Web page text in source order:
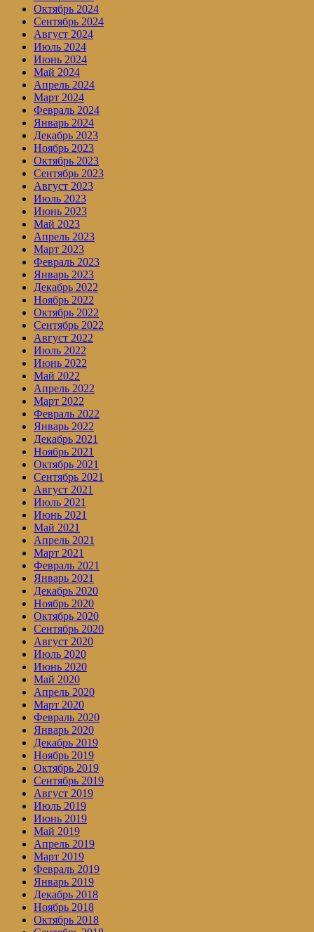
Октябрь 2024
Сентябрь 2024
Август 2024
Июль 2024
Июнь 2024
Май 2024
Апрель 2024
Март 2024
Февраль 2024
Январь 2024
Декабрь 2023
Ноябрь 2023
Октябрь 2023
Сентябрь 2023
Август 2023
Июль 2023
Июнь 2023
Май 2023
Апрель 2023
Март 2023
Февраль 2023
Январь 2023
Декабрь 2022
Ноябрь 2022
Октябрь 2022
Сентябрь 2022
Август 2022
Июль 2022
Июнь 2022
Май 2022
Апрель 2022
Март 2022
Февраль 2022
Январь 2022
Декабрь 2021
Ноябрь 2021
Октябрь 2021
Сентябрь 2021
Август 2021
Июль 2021
Июнь 2021
Май 2021
Апрель 2021
Март 2021
Февраль 2021
Январь 2021
Декабрь 2020
Ноябрь 2020
Октябрь 2020
Сентябрь 2020
Август 2020
Июль 2020
Июнь 2020
Май 2020
Апрель 2020
Март 2020
Февраль 2020
Январь 2020
Декабрь 2019
Ноябрь 2019
Октябрь 2019
Сентябрь 2019
Август 2019
Июль 2019
Июнь 2019
Май 2019
Апрель 2019
Март 2019
Февраль 2019
Январь 2019
Декабрь 2018
Ноябрь 2018
Октябрь 2018